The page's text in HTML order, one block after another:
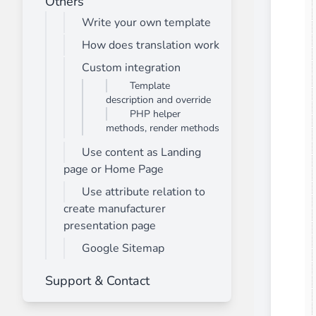
Front End Visual Merchandiser
________
Organisez facilement vos produits
⟶ découvrir l'extension
Customer Item Stock Alert
Saisissez toutes les opportunités de
⟶ découvrir l'extension
Write your own template
How does translation work
Custom integration
Template
description and override
PHP helper
methods, render methods
Use content as Landing
page or Home Page
Use attribute relation to
create manufacturer
presentation page
Google Sitemap
Support & Contact